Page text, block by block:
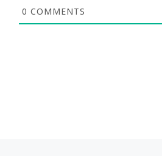
0 COMMENTS